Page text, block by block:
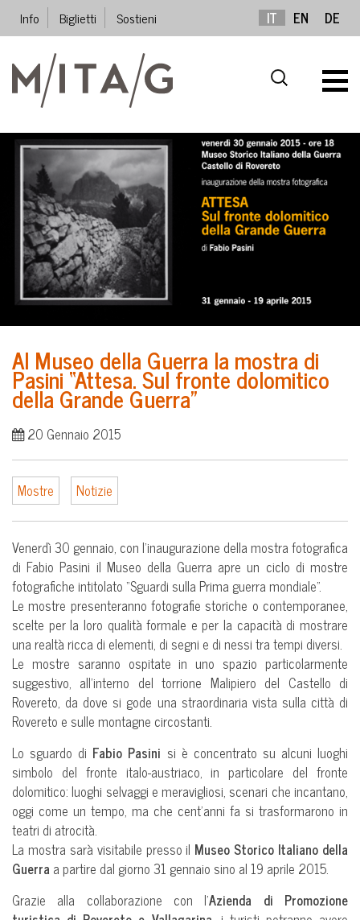
Info Biglietti Sostieni IT EN DE
Al Museo della Guerra la mostra di
Pasini “Attesa. Sul fronte dolomitico
della Grande Guerra”
20 Gennaio 2015
Mostre Notizie
Venerdì 30 gennaio, con l’inaugurazione della mostra fotografica
di Fabio Pasini il Museo della Guerra apre un ciclo di mostre
fotografiche intitolato “Sguardi sulla Prima guerra mondiale”.
Le mostre presenteranno fotografie storiche o contemporanee,
scelte per la loro qualità formale e per la capacità di mostrare
una realtà ricca di elementi, di segni e di nessi tra tempi diversi.
Le mostre saranno ospitate in uno spazio particolarmente
suggestivo, all’interno del torrione Malipiero del Castello di
Rovereto, da dove si gode una straordinaria vista sulla città di
Rovereto e sulle montagne circostanti.
Lo sguardo di Fabio Pasini si è concentrato su alcuni luoghi
simbolo del fronte italo-austriaco, in particolare del fronte
dolomitico: luoghi selvaggi e meravigliosi, scenari che incantano,
oggi come un tempo, ma che cent’anni fa si trasformarono in
teatri di atrocità.
La mostra sarà visitabile presso il Museo Storico Italiano della
Guerra a partire dal giorno 31 gennaio sino al 19 aprile 2015.
Grazie alla collaborazione con l’Azienda di Promozione